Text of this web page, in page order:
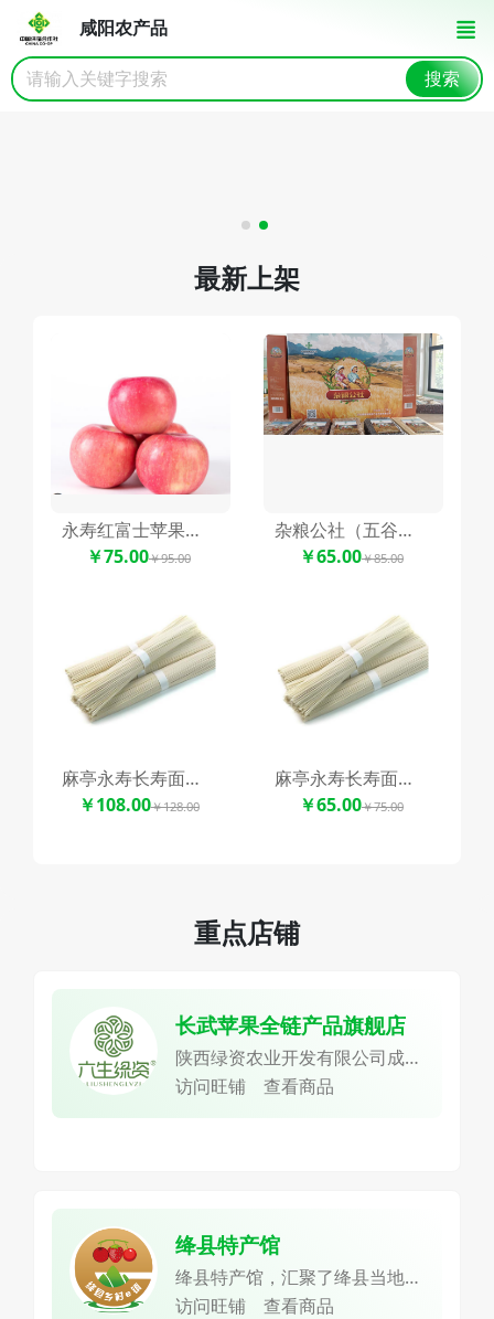
咸阳农产品
搜索
最新上架
永寿红富士苹果周仁回府礼盒装
￥75.00￥95.00
杂粮公社（五谷杂粮）随机搭配5种组合
￥65.00￥85.00
麻亭永寿长寿面精装礼盒
￥108.00￥128.00
麻亭永寿长寿面（手工挂面）
￥65.00￥75.00
重点店铺
长武苹果全链产品旗舰店
陕西绿资农业开发有限公司成立
于2013年，位于长武县五里铺
访问旺铺 查看商品
绛县特产馆
绛县特产馆，汇聚了绛县当地丰
富多样的农货产品，致力于将绛
访问旺铺 查看商品